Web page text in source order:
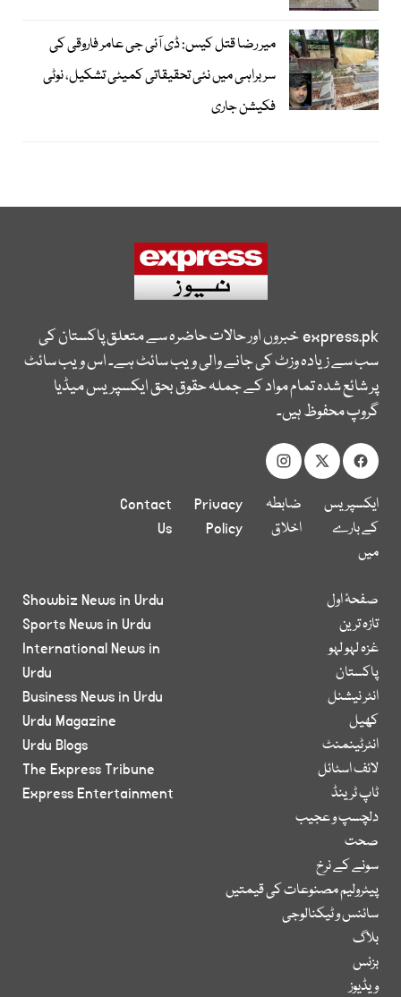
میر رضا قتل کیس: ڈی آئی جی عامر فاروقی کی
سربراہی میں نئی تحقیقاتی کمیٹی تشکیل، نوٹی
فکیشن جاری
express.pkخبروں اور حالات حاضرہ سے متعلق پاکستان کی
سب سے زیادہ وزٹ کی جانے والی ویب سائٹ ہے۔ اس ویب سائٹ
پر شائع شدہ تمام مواد کے جملہ حقوق بحق ایکسپریس میڈیا
گروپ محفوظ ہیں۔
ایکسپریس
کے بارے
میں
ضابطہ
اخلاق
Privacy
Policy
Contact
Us
صفحۂ اول
تازہ ترین
غزہ لہو لہو
پاکستان
انٹر نیشنل
کھیل
انٹرٹینمنٹ
لائف اسٹائل
ٹاپ ٹرینڈ
دلچسپ و عجیب
صحت
سونے کے نرخ
پیٹرولیم مصنوعات کی قیمتیں
سائنس و ٹیکنالوجی
بلاگ
بزنس
ویڈیوز
Showbiz News in Urdu
Sports News in Urdu
International News in
Urdu
Business News in Urdu
Urdu Magazine
Urdu Blogs
The Express Tribune
Express Entertainment